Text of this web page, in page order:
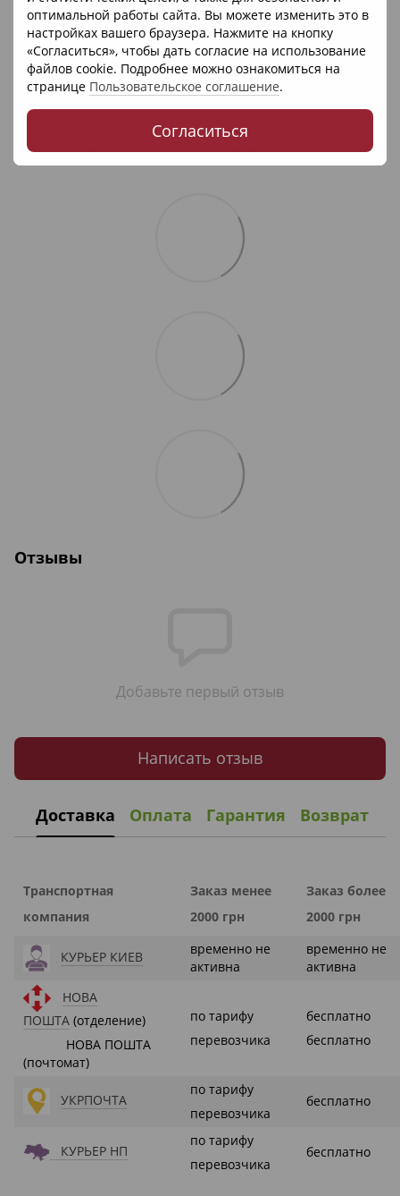
оптимальной работы сайта. Вы можете изменить это в
настройках вашего браузера. Нажмите на кнопку
«Согласиться», чтобы дать согласие на использование
файлов cookie. Подробнее можно ознакомиться на
странице Пользовательское соглашение.
Согласиться
Предупреждения
Если вы беременны, кормите грудью, принимаете какие-
либо лекарства или планируете какие-либо медицинские
процедуры, проконсультируйтесь с врачом перед
использованием. Прекратите использование и
проконсультируйтесь с врачом, если возникнут какие-либо
побочные реакции. Храните в недоступном для детей
Не используйте продукт, если пломба была повреждена.
Отзывы
Добавьте первый отзыв
Написать отзыв
Доставка Оплата Гарантия Возврат
Транспортная
компания
Заказ менее
2000 грн
Заказ более
2000 грн
КУРЬЕР КИЕВ
временно не
активна
временно не
активна
НОВА
ПОШТА (отделение)
НОВА ПОШТА
(почтомат)
по тарифу
перевозчика
бесплатно
бесплатно
УКРПОЧТА
по тарифу
перевозчика
бесплатно
КУРЬЕР НП
по тарифу
перевозчика
бесплатно